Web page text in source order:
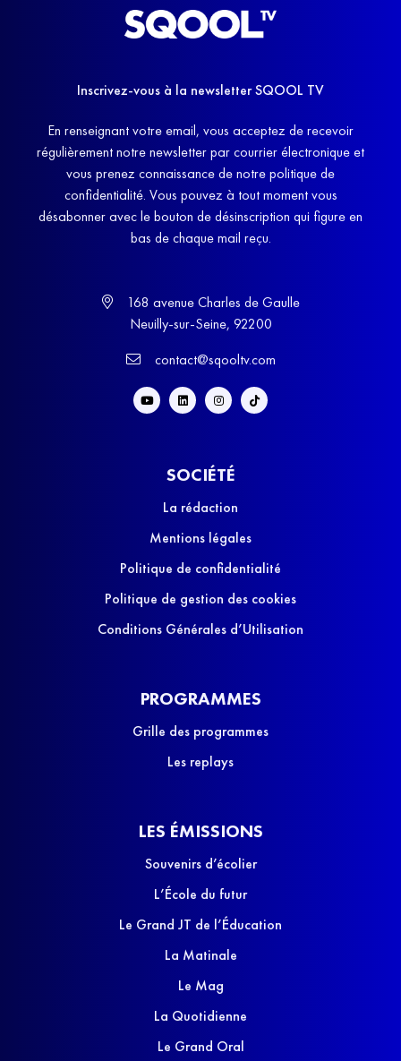
Inscrivez-vous à la newsletter SQOOL TV
En renseignant votre email, vous acceptez de recevoir
régulièrement notre newsletter par courrier électronique et
vous prenez connaissance de notre politique de
confidentialité. Vous pouvez à tout moment vous
désabonner avec le bouton de désinscription qui figure en
bas de chaque mail reçu.
168 avenue Charles de Gaulle
Neuilly-sur-Seine, 92200
contact@sqooltv.com
SOCIÉTÉ
La rédaction
Mentions légales
Politique de confidentialité
Politique de gestion des cookies
Conditions Générales d’Utilisation
PROGRAMMES
Grille des programmes
Les replays
LES ÉMISSIONS
Souvenirs d’écolier
L’École du futur
Le Grand JT de l’Éducation
La Matinale
Le Mag
La Quotidienne
Le Grand Oral